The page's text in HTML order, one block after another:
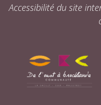
Accessibilité du site